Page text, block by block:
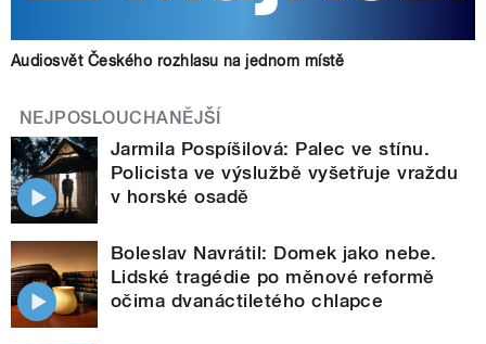
Audiosvět Českého rozhlasu na jednom místě
NEJPOSLOUCHANĚJŠÍ
Jarmila Pospíšilová: Palec ve stínu.
Policista ve výslužbě vyšetřuje vraždu
v horské osadě
Boleslav Navrátil: Domek jako nebe.
Lidské tragédie po měnové reformě
očima dvanáctiletého chlapce